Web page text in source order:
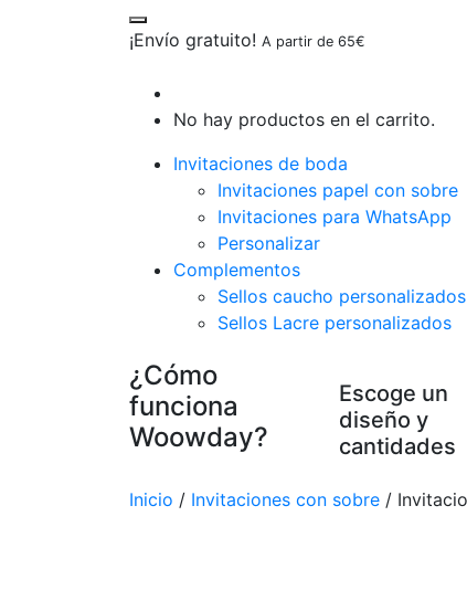
¡Envío gratuito! A partir de 65€
No hay productos en el carrito.
Invitaciones de boda
Invitaciones papel con sobre
Invitaciones para WhatsApp
Personalizar
Complementos
Sellos caucho personalizados
Sellos Lacre personalizados
¿Cómo
funciona
Woowday?
Escoge un
diseño y
cantidades
Inicio / Invitaciones con sobre /